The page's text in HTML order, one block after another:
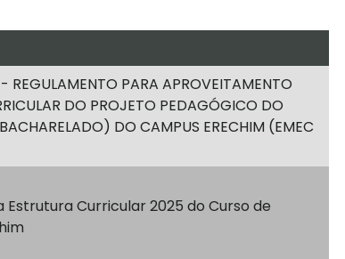
REGULAMENTO PARA APROVEITAMENTO
DO PROJETO PEDAGÓGICO DO
DO CAMPUS ERECHIM (EMEC
Curricular 2025 do Curso de